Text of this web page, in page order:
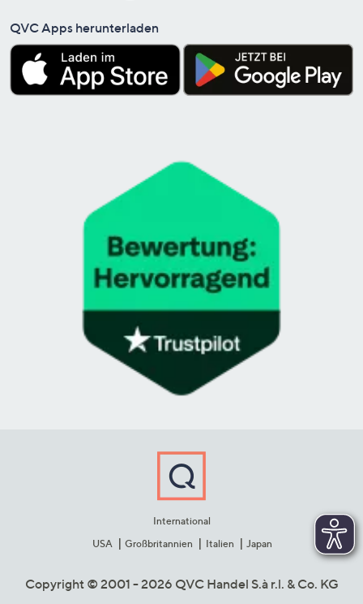
QVC Apps herunterladen
International
USA
Großbritannien Italien Japan
Copyright © 2001 - 2026 QVC Handel S.à r.l. & Co. KG